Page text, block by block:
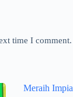
time I comment.
Meraih